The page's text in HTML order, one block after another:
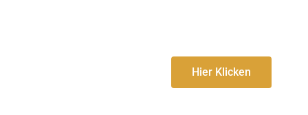
Hier Klicken